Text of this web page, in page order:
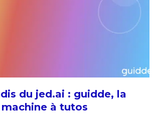
du jed.ai : guidde, la
machine à tutos